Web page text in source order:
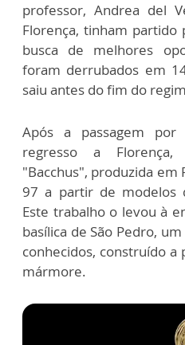
professor, Andrea del
Florença, tinham partido
busca de melhores
foram derrubados em
saiu antes do fim do
Após a passagem
regresso a
"Bacchus", produzida em
97 a partir de modelos
Este trabalho o levou à
basílica de São Pedro,
conhecidos, construído
mármore.